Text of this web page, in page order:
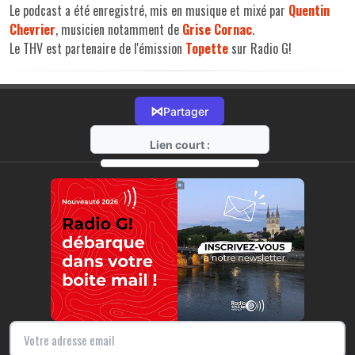
Le podcast a été enregistré, mis en musique et mixé par Quentin
Chevrier, musicien notamment de Grise Cornac.
Le THV est partenaire de l'émission Topette sur Radio G!
⋈Partager
Lien court :
https://radio-g.fr?12082
⧉